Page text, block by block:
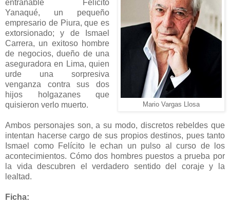
Mario Vargas Llosa
entrañable Felícito
Yanaqué, un pequeño
empresario de Piura, que es
extorsionado; y de Ismael
Carrera, un exitoso hombre
de negocios, dueño de una
aseguradora en Lima, quien
urde una sorpresiva
venganza contra sus dos
hijos holgazanes que
quisieron verlo muerto.
Ambos personajes son, a su modo, discretos rebeldes que
intentan hacerse cargo de sus propios destinos, pues tanto
Ismael como Felícito le echan un pulso al curso de los
acontecimientos. Cómo dos hombres puestos a prueba por
la vida descubren el verdadero sentido del coraje y la
lealtad.
Ficha: